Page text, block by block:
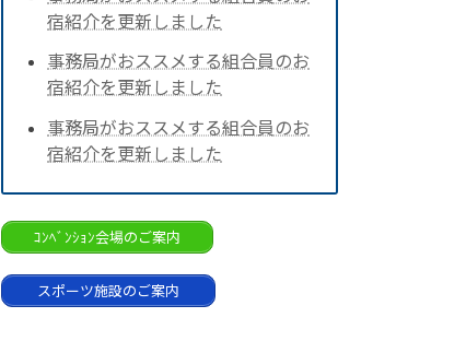
宿紹介を更新しました
事務局がおススメする組合員のお
宿紹介を更新しました
事務局がおススメする組合員のお
宿紹介を更新しました
ｺﾝﾍﾞﾝｼｮﾝ会場のご案内
スポーツ施設のご案内